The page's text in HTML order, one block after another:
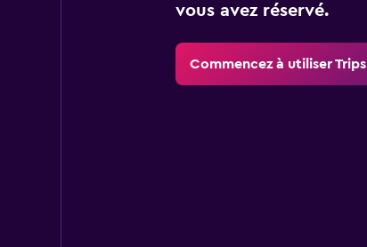
vous avez réservé.
Commencez à utiliser Trips